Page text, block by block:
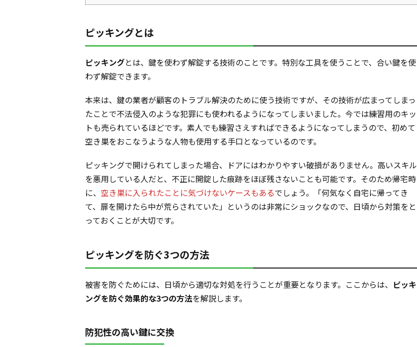
ピッキングとは
ピッキングとは、鍵を使わず解錠する技術のことです。特別な工具を使うことで、合い鍵を使
わず解錠できます。
本来は、鍵の業者が顧客のトラブル解決のために使う技術ですが、その技術が広まってしまっ
たことで不法侵入のような犯罪にも使われるようになってしまいました。今では練習用のキッ
トも売られているほどです。素人でも練習さえすればできるようになってしまうので、初めて
空き巣をおこなうような人物も使用する手口となっているのです。
ピッキングで開けられてしまった場合、ドアにはわかりやすい破損がありません。高いスキル
を悪用している人だと、不正に開錠した痕跡をほぼ残さないことも可能です。そのため帰宅時
に、 空き巣に入られたことに気づけないケースもあるでしょう。「何気なく自宅に帰ってき
て、扉を開けたら中が荒らされていた」というのは非常にショックなので、日頃から対策をと
っておくことが大切です。
ピッキングを防ぐ3つの方法
被害を防ぐためには、日頃から適切な対処を行うことが重要となります。ここからは、 ピッキ
ングを防ぐ効果的な3つの方法を解説します。
防犯性の高い鍵に交換